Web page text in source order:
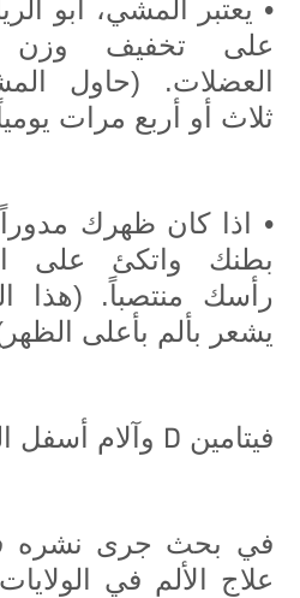
• يعتبر المشي، أبو
على تخفيف وزن
العضلات. (حاول
ثلاث أو أربع مرات
• اذا كان ظهرك
بطنك واتكئ على
رأسك منتصباً. (هذا
يشعر بألم بأعلى
فيتامين D وآلام أسفل
في بحث جرى نشره
علاج الألم في